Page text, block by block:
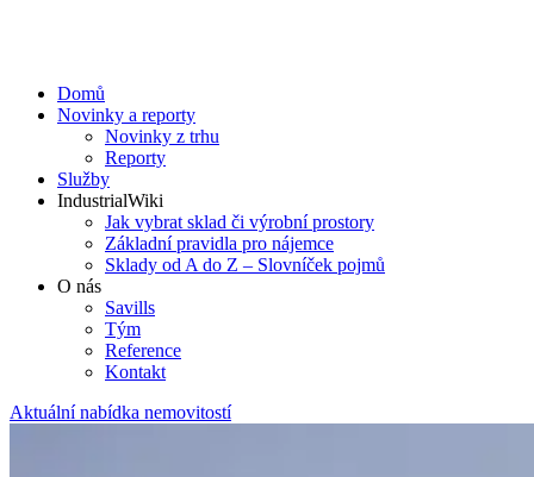
Domů
Novinky a reporty
Novinky z trhu
Reporty
Služby
IndustrialWiki
Jak vybrat sklad či výrobní prostory
Základní pravidla pro nájemce
Sklady od A do Z – Slovníček pojmů
O nás
Savills
Tým
Reference
Kontakt​
Aktuální nabídka nemovitostí